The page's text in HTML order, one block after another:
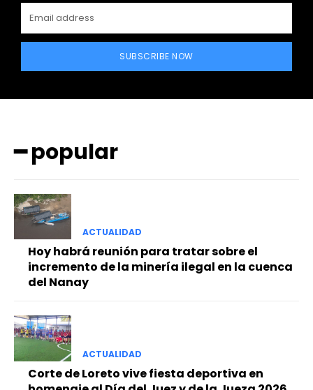
━ Planes
SUBSCRIBE NOW
━ popular
ACTUALIDAD
Hoy habrá reunión para tratar sobre el
incremento de la minería ilegal en la cuenca
del Nanay
ACTUALIDAD
Corte de Loreto vive fiesta deportiva en